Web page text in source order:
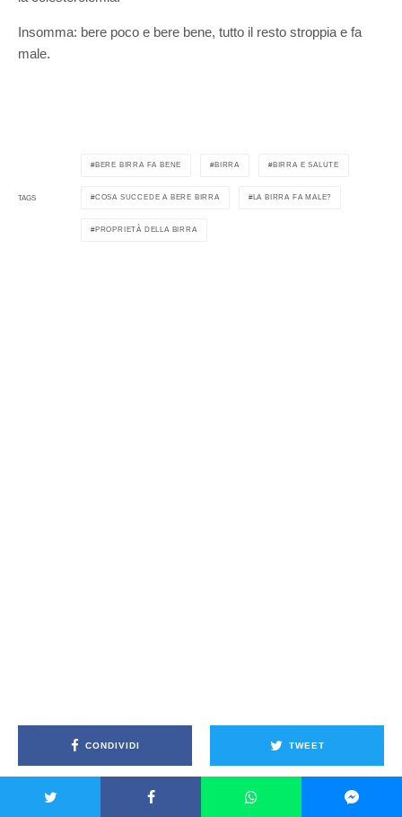
Insomma: bere poco e bere bene, tutto il resto stroppia e fa
male.
TAGS
BERE BIRRA FA BENE BIRRA BIRRA E SALUTE
COSA SUCCEDE A BERE BIRRA LA BIRRA FA MALE?
PROPRIETÀ DELLA BIRRA
CONDIVIDI TWEET